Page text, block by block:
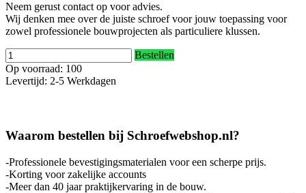
Neem gerust contact op voor advies.
Wij denken mee over de juiste schroef voor jouw toepassing voor
zowel professionele bouwprojecten als particuliere klussen.
Bestellen
Op voorraad: 100
Levertijd: 2-5 Werkdagen
Waarom bestellen bij Schroefwebshop.nl?
-Professionele bevestigingsmaterialen voor een scherpe prijs.
-Korting voor zakelijke accounts
-Meer dan 40 jaar praktijkervaring in de bouw.